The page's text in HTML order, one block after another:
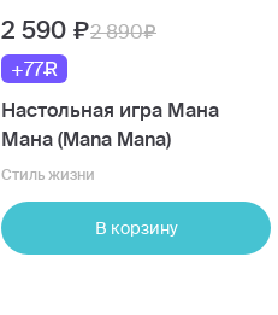
2 590
2 890
+77
Настольная игра Мана
Мана (Mana Mana)
Стиль жизни
В корзину